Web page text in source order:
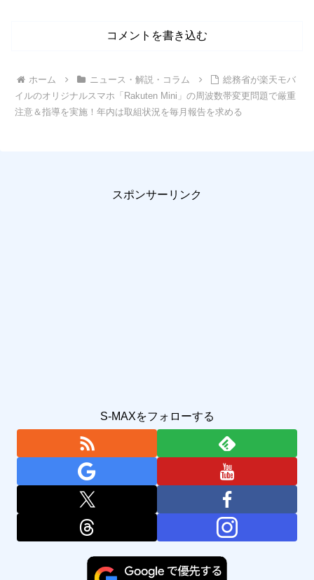
コメントを書き込む
ホーム ニュース・解説・コラム
総務省が楽天モバ
イルのオリジナルスマホ「Rakuten Mini」の周波数帯変更問題で厳重
注意＆指導を実施！年内は取組状況を毎月報告を求める
スポンサーリンク
S-MAXをフォローする